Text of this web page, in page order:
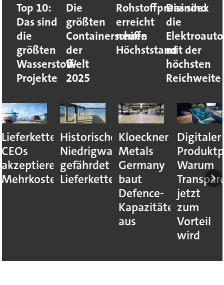
Top 10:
Das sind
die
größten
Wasserstoff-
Projekte
Die
größten
Containerschiffe
der
Welt
2025
Rohstoffpreisindex
erreicht
neuen
Höchststand
Das sind
die
mit der
höchsten
Reichweite
Lieferkettenresilienz:
CEOs
akzeptieren
Mehrkosten
Historisches
Niedrigwasser
gefährdet
Lieferketten
Kloeckner
Metals
Germany
baut
Defence-
Kapazitäten
aus
Digitaler
Warum
jetzt
zum
Vorteil
wird